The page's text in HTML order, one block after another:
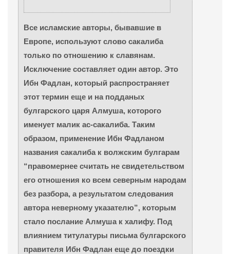
Все исламские авторы, бывавшие в
Европе, используют слово сакалиба
только по отношению к славянам.
Исключение составляет один автор. Это
Ибн Фадлан, который распространяет
этот термин еще и на подданых
булгарского царя Алмуша, которого
именует малик ас-сакалиба. Таким
образом, применение Ибн Фадланом
названия сакалиба к волжским булгарам
“правомернее считать не свидетельством
его отношения ко всем северным народам
без разбора, а результатом следования
автора неверному указателю”, которым
стало послание Алмуша к халифу. Под
влиянием титулатуры письма булгарского
правителя Ибн Фадлан еще до поездки